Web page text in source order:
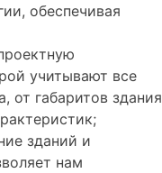
обеспечивая
учитывают все
от габаритов здания
зданий и
нам